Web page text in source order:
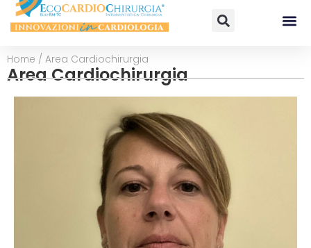
Home / Area Cardiochirurgia
Area Cardiochirurgia